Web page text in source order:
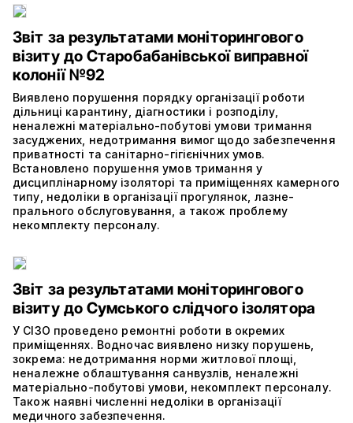
Звіт за результатами моніторингового
візиту до Старобабанівської виправної
колонії №92
Виявлено порушення порядку організації роботи
дільниці карантину, діагностики і розподілу,
неналежні матеріально-побутові умови тримання
засуджених, недотримання вимог щодо забезпечення
приватності та санітарно-гігієнічних умов.
Встановлено порушення умов тримання у
дисциплінарному ізоляторі та приміщеннях камерного
типу, недоліки в організації прогулянок, лазне-
прального обслуговування, а також проблему
некомплекту персоналу.
Звіт за результатами моніторингового
візиту до Сумського слідчого ізолятора
У СІЗО проведено ремонтні роботи в окремих
приміщеннях. Водночас виявлено низку порушень,
зокрема: недотримання норми житлової площі,
неналежне облаштування санвузлів, неналежні
матеріально-побутові умови, некомплект персоналу.
Також наявні численні недоліки в організації
медичного забезпечення.